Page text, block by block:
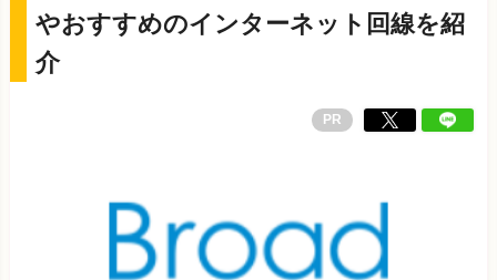
やおすすめのインターネット回線を紹
介
PR